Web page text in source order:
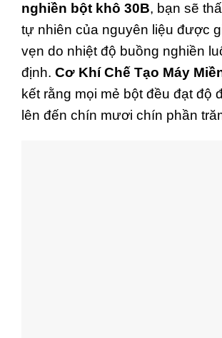
nghiền bột khô 30B, bạn sẽ
tự nhiên của nguyên liệu được
vẹn do nhiệt độ buồng nghiền
định. Cơ Khí Chế Tạo Máy
kết rằng mọi mẻ bột đều đạt độ
lên đến chín mươi chín phần